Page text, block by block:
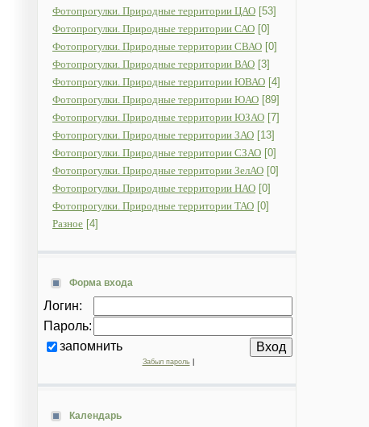
Фотопрогулки. Природные территории ЦАО [53]
Фотопрогулки. Природные территории САО [0]
Фотопрогулки. Природные территории СВАО [0]
Фотопрогулки. Природные территории ВАО [3]
Фотопрогулки. Природные территории ЮВАО [4]
Фотопрогулки. Природные территории ЮАО [89]
Фотопрогулки. Природные территории ЮЗАО [7]
Фотопрогулки. Природные территории ЗАО [13]
Фотопрогулки. Природные территории СЗАО [0]
Фотопрогулки. Природные территории ЗелАО [0]
Фотопрогулки. Природные территории НАО [0]
Фотопрогулки. Природные территории ТАО [0]
Разное [4]
Форма входа
Логин:
Пароль:
запомнить
Забыл пароль|
Календарь